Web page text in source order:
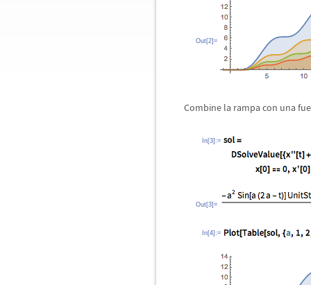
Out[2]=
Combine la rampa con una
In[3]:=
Out[3]=
In[4]:=